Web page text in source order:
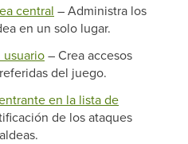
central – Administra los
en un solo lugar.
usuario– Crea accesos
del juego.
en la lista de
de los ataques